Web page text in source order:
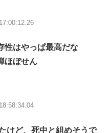
性はやっぱ最高だな
ほぼせん
けど、死中と組めそうで